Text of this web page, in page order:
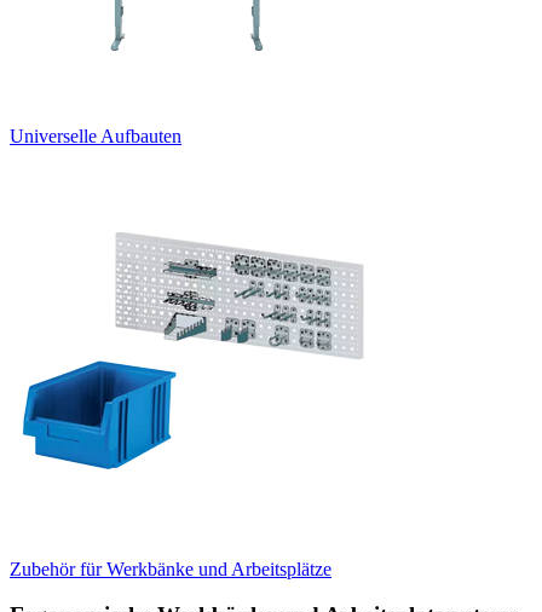
Universelle Aufbauten
Zubehör für Werkbänke und Arbeitsplätze